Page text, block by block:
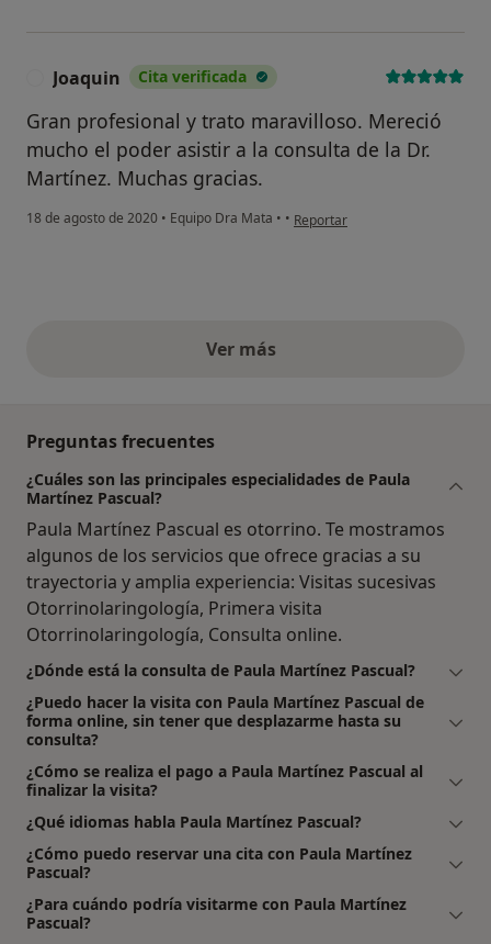
Joaquin Cita verificada
Gran profesional y trato maravilloso. Mereció
mucho el poder asistir a la consulta de la Dr.
Martínez. Muchas gracias.
18 de agosto de 2020 • Equipo Dra Mata • • en opinión del usuario Joaquin
Reportar
Ver másopiniones anteriores
Preguntas frecuentes
¿Cuáles son las principales especialidades de Paula
Martínez Pascual?
Paula Martínez Pascual es otorrino. Te mostramos
algunos de los servicios que ofrece gracias a su
trayectoria y amplia experiencia: Visitas sucesivas
Otorrinolaringología, Primera visita
Otorrinolaringología, Consulta online.
¿Dónde está la consulta de Paula Martínez Pascual?
¿Puedo hacer la visita con Paula Martínez Pascual de
forma online, sin tener que desplazarme hasta su
consulta?
¿Cómo se realiza el pago a Paula Martínez Pascual al
finalizar la visita?
¿Qué idiomas habla Paula Martínez Pascual?
¿Cómo puedo reservar una cita con Paula Martínez
Pascual?
¿Para cuándo podría visitarme con Paula Martínez
Pascual?